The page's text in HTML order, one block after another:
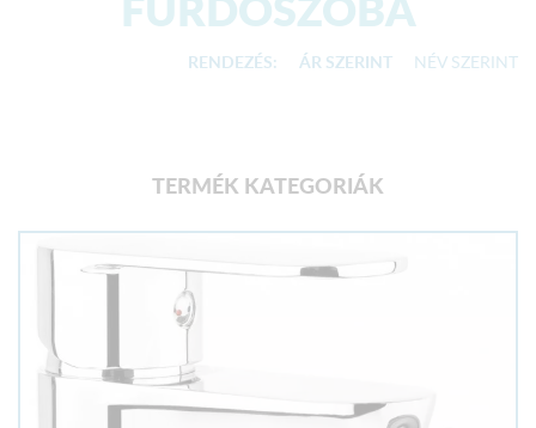
RENDEZÉS: ÁR SZERINT NÉV SZERINT
TERMÉK KATEGORIÁK